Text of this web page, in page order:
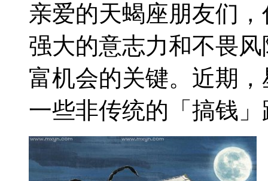
亲爱的天蝎座朋友们
强大的意志力和不畏
富机会的关键。近期
一些非传统的「搞钱